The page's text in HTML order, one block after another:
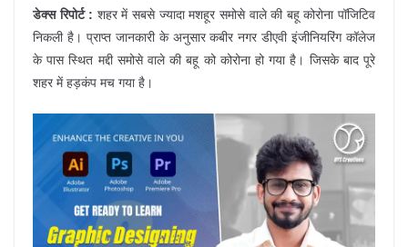
डेक्स रिपोर्ट : शहर में सबसे ज्यादा मशहूर समोसे वाले की बहू कोरोना पॉजिटिव
निकली है। प्राप्त जानकारी के अनुसार कबीर नगर डीएवी इंजीनियरिंग कॉलेज
के पास स्थित मद्दी समोसे वाले की बहू को कोरोना हो गया है। जिसके बाद पूरे
शहर में हड़कंप मच गया है।